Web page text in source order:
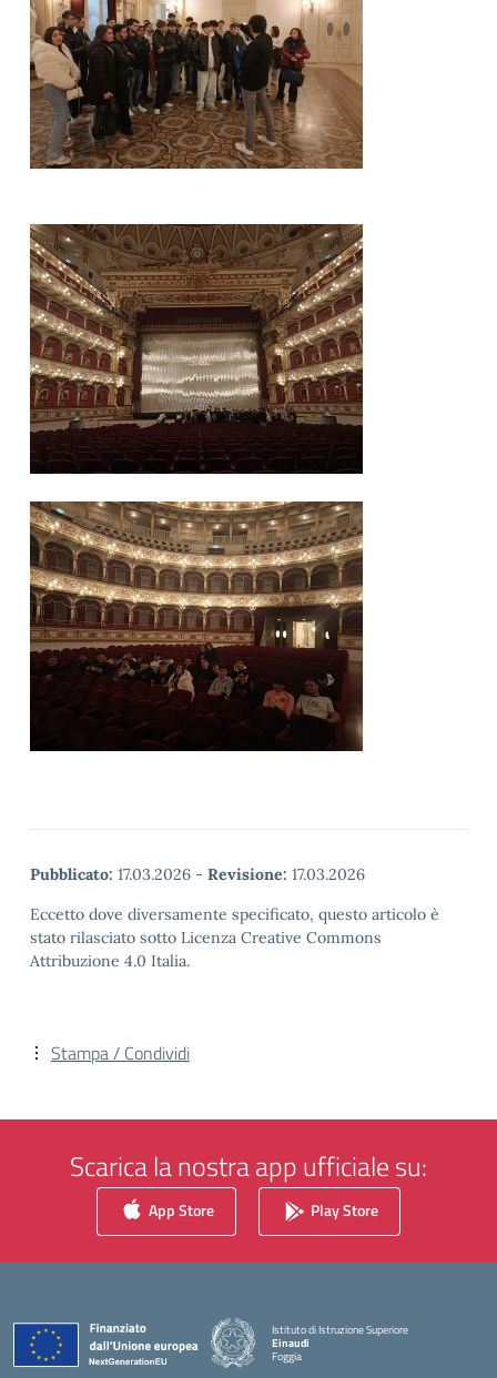
Pubblicato: 17.03.2026 - Revisione: 17.03.2026
Eccetto dove diversamente specificato, questo articolo è
stato rilasciato sotto Licenza Creative Commons
Attribuzione 4.0 Italia.
Stampa / Condividi
Scarica la nostra app ufficiale su:
App Store Play Store
Istituto di Istruzione Superiore
Einaudi
Foggia
— Visita la pagina iniziale della scuola